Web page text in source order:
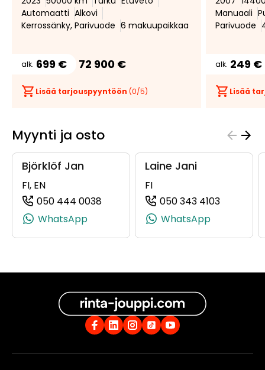
Automaatti Alkovi
Kerrossänky, Parivuode 6 makuupaikkaa
alk. 699 € 72 900 €
Lisää tarjouspyyntöön (0/5)
Manuaali
Parivuode
alk. 249 €
Lisää
Myynti ja osto
Björklöf Jan
FI, EN
050 444 0038
(+358504440038, 0504440038,
WhatsApp
Laine Jani
FI
050 343 4103
WhatsApp